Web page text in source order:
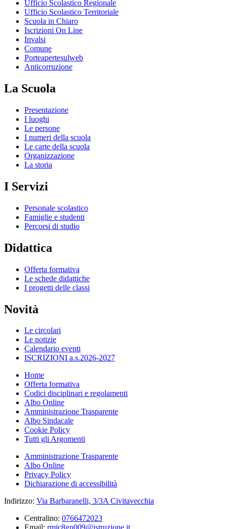
Ufficio Scolastico Regionale
Ufficio Scolastico Territoriale
Scuola in Chiaro
Iscrizioni On Line
Invalsi
Comune
Porteapertesulweb
Anticorruzione
La Scuola
Presentazione
I luoghi
Le persone
I numeri della scuola
Le carte della scuola
Organizzazione
La storia
I Servizi
Personale scolastico
Famiglie e studenti
Percorsi di studio
Didattica
Offerta formativa
Le schede didattiche
I progetti delle classi
Novità
Le circolari
Le notizie
Calendario eventi
ISCRIZIONI a.s.2026-2027
Home
Offerta formativa
Codici disciplinari e regolamenti
Albo Online
Amministrazione Trasparente
Albo Sindacale
Cookie Policy
Tutti gli Argomenti
Amministrazione Trasparente
Albo Online
Privacy Policy
Dichiarazione di accessibilità
Indirizzo: Via Barbaranelli, 3/3A Civitavecchia
Centralino: 0766472023